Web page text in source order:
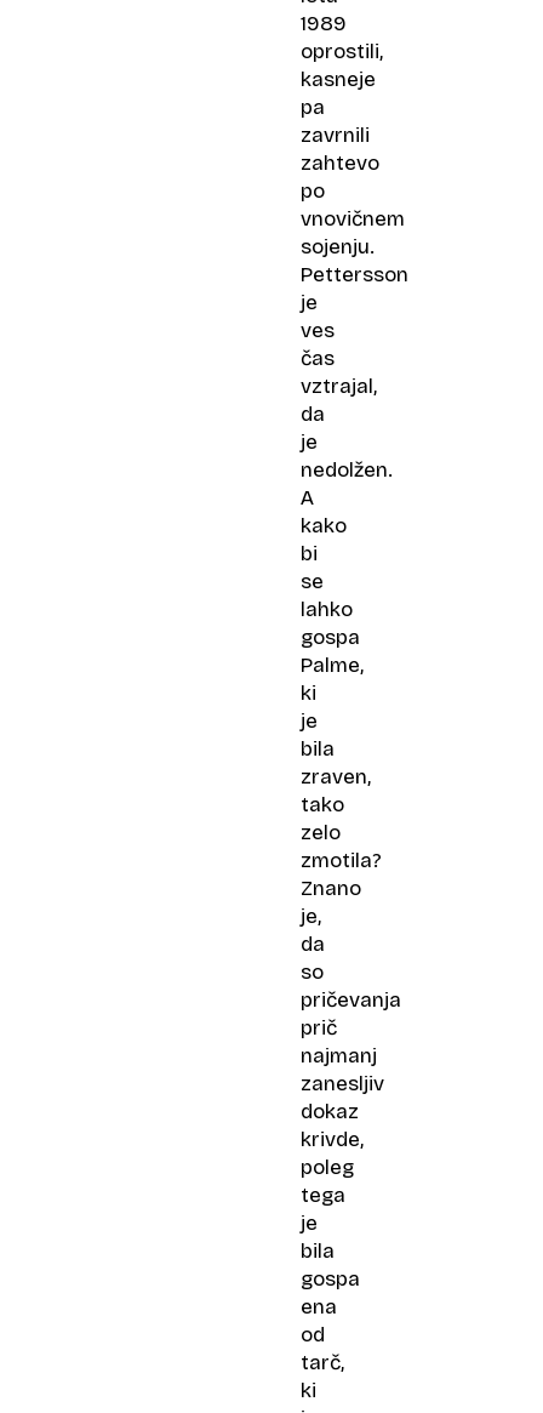
1989
oprostili,
kasneje
pa
zavrnili
zahtevo
po
vnovičnem
sojenju.
Pettersson
je
ves
čas
vztrajal,
da
je
nedolžen.
A
kako
bi
se
lahko
gospa
Palme,
ki
je
bila
zraven,
tako
zelo
zmotila?
Znano
je,
da
so
pričevanja
prič
najmanj
zanesljiv
dokaz
krivde,
poleg
tega
je
bila
gospa
ena
od
tarč,
ki